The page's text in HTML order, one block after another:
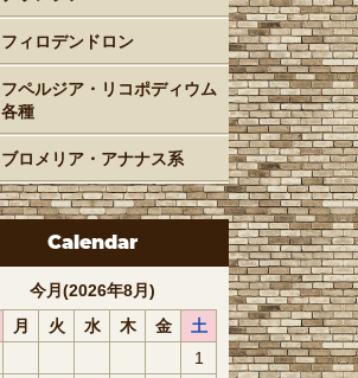
フィロデンドロン
フペルジア・リコポディウム
各種
ブロメリア・アナナス系
Calendar
今月(2026年8月)
月 火 水 木 金
土
1